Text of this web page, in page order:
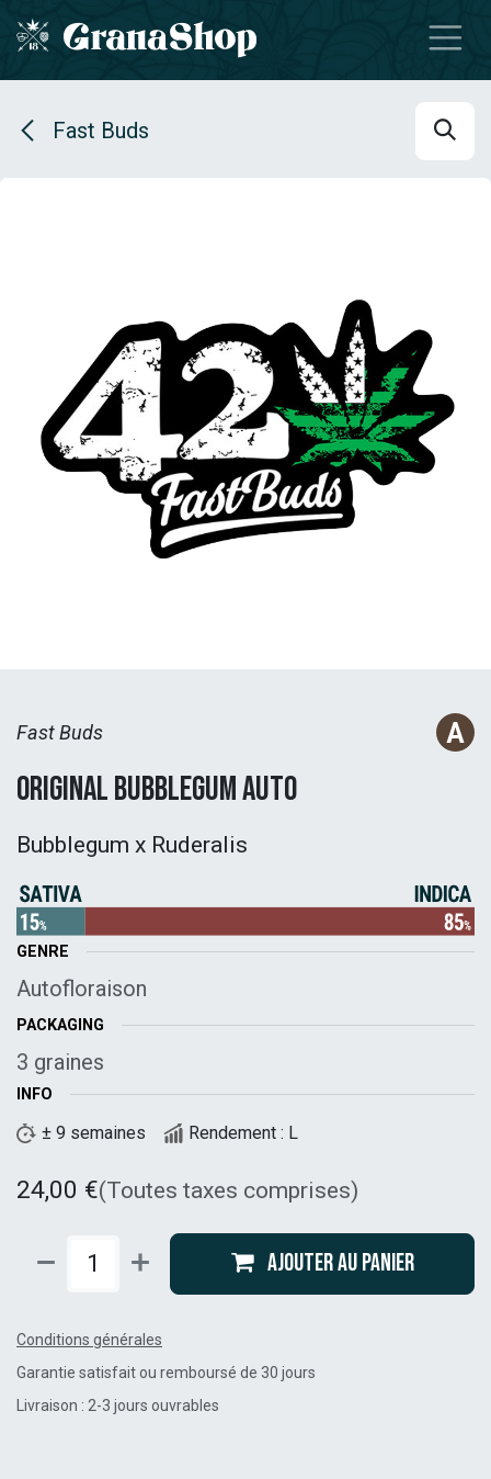
Se rendre au contenu
Fast Buds
Fast Buds
Original Bubblegum Auto
Bubblegum x Ruderalis
GENRE
Autofloraison
PACKAGING
3 graines
INFO
± 9 semaines Rendement : L
24,00 €(Toutes taxes comprises)
Ajouter au panier
Conditions générales
Garantie satisfait ou remboursé de 30 jours
Livraison : 2-3 jours ouvrables